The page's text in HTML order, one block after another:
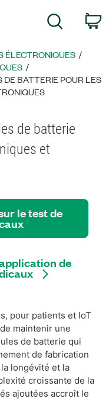
ÉLECTRONIQUES
BATTERIE POUR LES
de batterie
et
le test de
de
pour patients et IoT
maintenir une
de batterie qui
de fabrication
longévité et la
croissante de la
ajoutées accroît le